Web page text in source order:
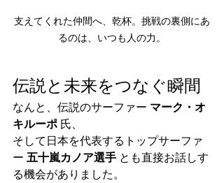
支えてくれた仲間へ、乾杯。挑戦の裏側にあ
るのは、いつも人の力。
伝説と未来をつなぐ瞬間
なんと、伝説のサーファー マーク・オ
キルーポ 氏、
そして日本を代表するトップサーファ
ー 五十嵐カノア選手 とも直接お話しす
る機会がありました。